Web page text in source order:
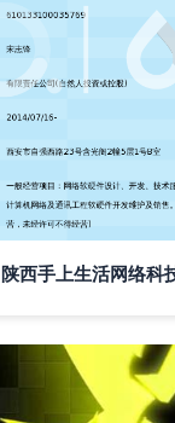
陕西手上生活网络科